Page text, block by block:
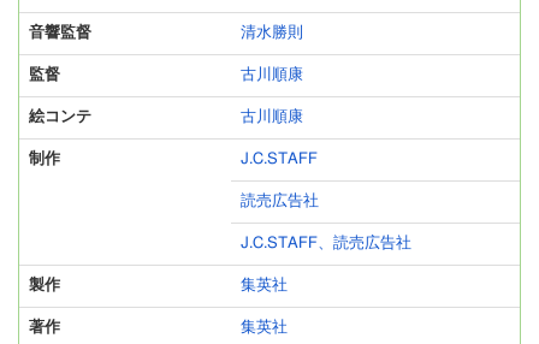
音響監督 清水勝則
監督 古川順康
絵コンテ 古川順康
制作 J.C.STAFF
読売広告社
J.C.STAFF、読売広告社
製作 集英社
著作 集英社